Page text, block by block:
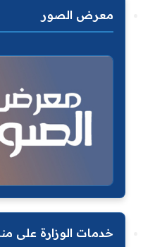
معرض الصور
خدمات الوزارة على